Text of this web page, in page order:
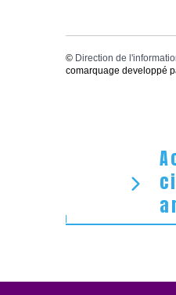
© Direction de
comarquage developpé